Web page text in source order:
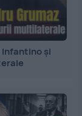
Infantino și